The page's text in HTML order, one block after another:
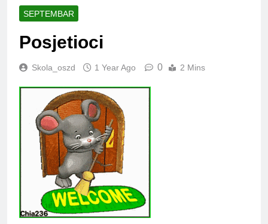
SEPTEMBAR
Posjetioci
Skola_oszd 1 Year Ago 0 2 Mins